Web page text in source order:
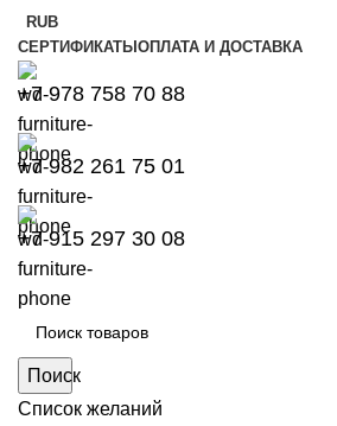
RUB
СЕРТИФИКАТЫОПЛАТА И ДОСТАВКА
+7 978 758 70 88
+7 982 261 75 01
+7 915 297 30 08
Поиск
Список желаний